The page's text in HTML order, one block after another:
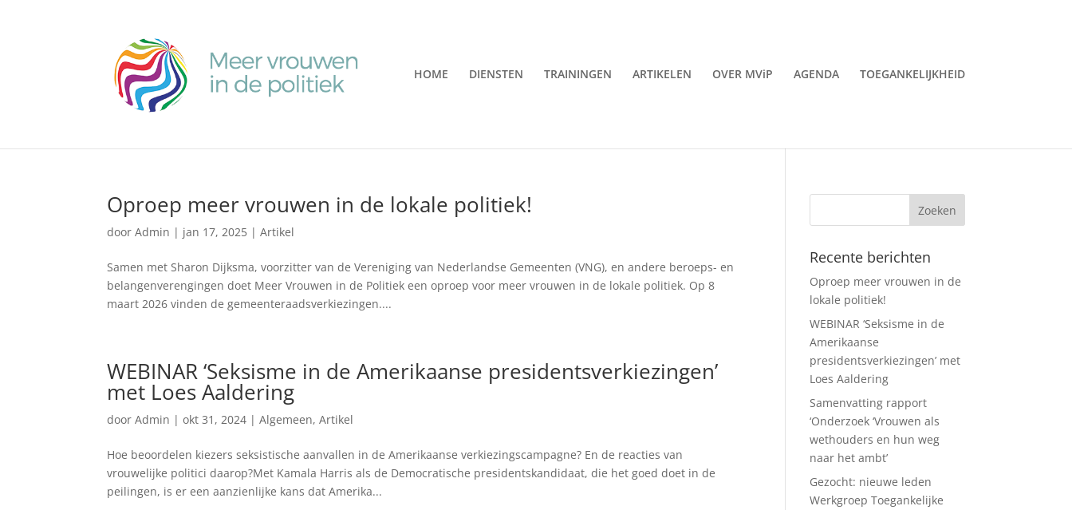
HOME DIENSTEN TRAININGEN ARTIKELEN OVER MViP AGENDA TOEGANKELIJKHEID
Oproep meer vrouwen in de lokale politiek!
doorAdmin | jan 17, 2025 |Artikel
Samen met Sharon Dijksma, voorzitter van de Vereniging van Nederlandse Gemeenten (VNG), en andere beroeps- en
belangenverengingen doet Meer Vrouwen in de Politiek een oproep voor meer vrouwen in de lokale politiek. Op 8
maart 2026 vinden de gemeenteraadsverkiezingen....
WEBINAR ‘Seksisme in de Amerikaanse presidentsverkiezingen’
met Loes Aaldering
doorAdmin |okt 31, 2024 |Algemeen,Artikel
Hoe beoordelen kiezers seksistische aanvallen in de Amerikaanse verkiezingscampagne? En de reacties van
vrouwelijke politici daarop?Met Kamala Harris als de Democratische presidentskandidaat, die het goed doet in de
peilingen, is er een aanzienlijke kans dat Amerika...
Recente berichten
Oproep meer vrouwen in de
lokale politiek!
WEBINAR ‘Seksisme in de
Amerikaanse
presidentsverkiezingen’ met
Loes Aaldering
Samenvatting rapport
‘Onderzoek ‘Vrouwen als
wethouders en hun weg
naar het ambt’
Gezocht: nieuwe leden
Werkgroep Toegankelijke